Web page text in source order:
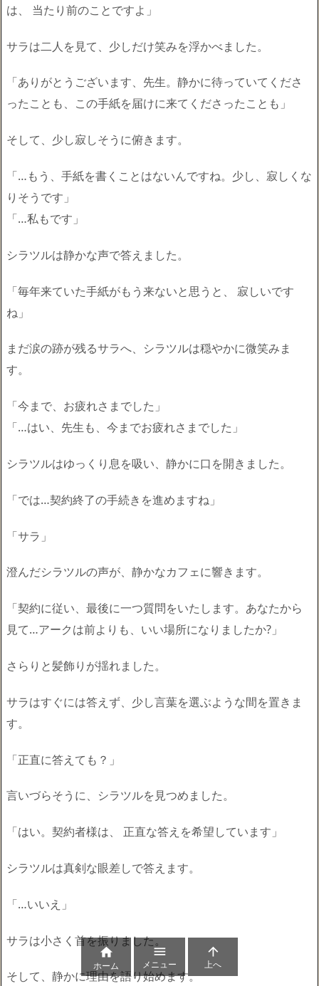
は、 当たり前のことですよ」
サラは二人を見て、少しだけ笑みを浮かべました。
「ありがとうございます、先生。静かに待っていてくださ
ったことも、この手紙を届けに来てくださったことも」
そして、少し寂しそうに俯きます。
「…もう、手紙を書くことはないんですね。少し、寂しくな
りそうです」
「…私もです」
シラツルは静かな声で答えました。
「毎年来ていた手紙がもう来ないと思うと、 寂しいです
ね」
まだ涙の跡が残るサラへ、シラツルは穏やかに微笑みま
す。
「今まで、お疲れさまでした」
「…はい、先生も、今までお疲れさまでした」
シラツルはゆっくり息を吸い、静かに口を開きました。
「では…契約終了の手続きを進めますね」
「サラ」
澄んだシラツルの声が、静かなカフェに響きます。
「契約に従い、最後に一つ質問をいたします。あなたから
見て…アークは前よりも、いい場所になりましたか?」
さらりと髪飾りが揺れました。
サラはすぐには答えず、少し言葉を選ぶような間を置きま
す。
「正直に答えても？」
言いづらそうに、シラツルを見つめました。
「はい。契約者様は、 正直な答えを希望しています」
シラツルは真剣な眼差しで答えます。
「…いいえ」
サラは小さく首を振りました。
そして、静かに理由を語り始めます。

ホーム

メニュー

上へ